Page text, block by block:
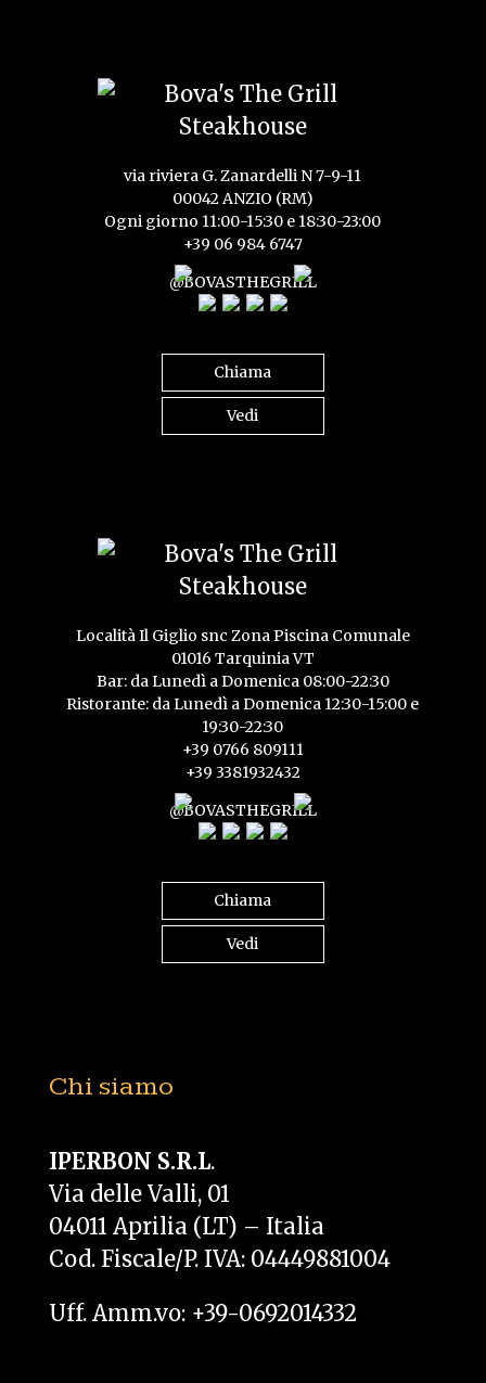
via riviera G. Zanardelli N 7-9-11
00042 ANZIO (RM)
Ogni giorno 11:00-15:30 e 18:30-23:00
+39 06 984 6747
@BOVASTHEGRILL
Chiama
Vedi
Località Il Giglio snc Zona Piscina Comunale
01016 Tarquinia VT
Bar: da Lunedì a Domenica 08:00-22:30
Ristorante: da Lunedì a Domenica 12:30-15:00 e
19:30-22:30
+39 0766 809111
+39 3381932432
@BOVASTHEGRILL
Chiama
Vedi
Chi siamo
IPERBON S.R.L.
Via delle Valli, 01
04011 Aprilia (LT) – Italia
Cod. Fiscale/P. IVA: 04449881004
Uff. Amm.vo: +39-0692014332